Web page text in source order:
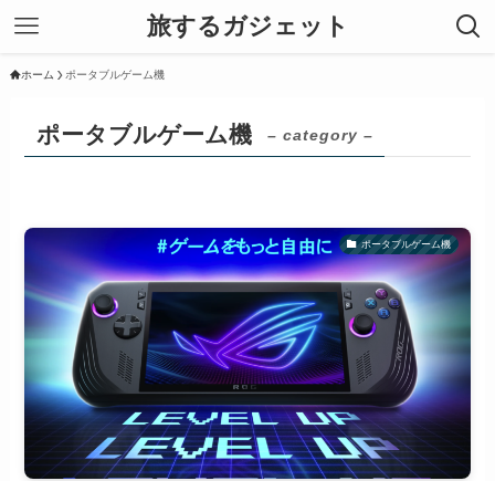
旅するガジェット
ホーム ポータブルゲーム機
ポータブルゲーム機 – category –
ポータブルゲーム機